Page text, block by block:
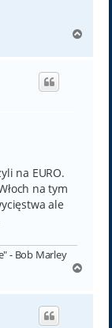
g
na EURO.
na tym
ale
- Bob Marley
g